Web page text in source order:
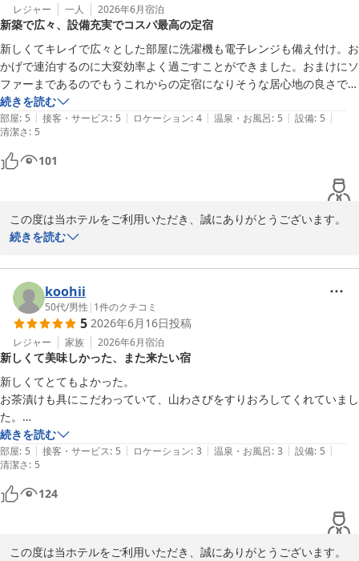
お客様には一般駐車場へのご移動をお願いしたにもかかわらず、そ
の後、玄関付近に別のバイクが駐車されていたこと、また、ご指摘
をいただいた際に移動するとお伝えしながら対応が行き届かなかっ
たことにつきましては、私どものご案内と対応に配慮が欠けてお
り、ご期待を裏切る結果となってしまいましたことを大変申し訳な
く存じます。
今回いただいたご意見を真摯に受け止め、駐車場所の運用方法やス
タッフ間での情報共有を見直し、同様のことがないよう改善に努め
この度は、貴重なご意見をお寄せいただき誠にありがとうございま
した。
たびのホテル石狩　森口
白樺の湯 たびのホテル石狩
2026-06-27
レジャー 一人 2026年6月宿泊
新築で広々、設備充実でコスパ最高の定宿
新しくてキレイで広々とした部屋に洗濯機も電子レンジも備え付け。お
かげで連泊するのに大変効率よく過ごすことができました。おまけにソ
ファーまであるのでもうこれからの定宿になりそうな居心地の良さでし
た。温泉♨️もキレイでコスパ最高。言う事なしでございます。
続きを読む
部屋: 5 | 接客・サービス: 5 | ロケーション: 4 | 温泉・お風呂: 5 | 設備: 5 |
清潔さ: 5
101
この度は当ホテルをご利用いただき、誠にありがとうございます。
心より御礼申し上げます。
「これからの定宿になりそう」とのお言葉をいただき、スタッフ一
同大変嬉しく拝読いたしました。お部屋の広さや清潔さ、客室内の
洗濯機や電子レンジ、ソファーなどの設備が、連泊中も快適にお過
ごしいただく一助となりましたことを嬉しく存じます。
また、大浴場につきましてもご満足いただき、「コスパ最高」「言
うなお声は、私どもにとって何よりの励みとなります。
これからも、より快適にお過ごしいただけるホテルを目指し、サー
ビス・設備の充実に努めてまいります。
またお近くへお越しの際は、ぜひ当ホテルをご利用くださいませ。
続きを読む
koohii
50代/男性 | 1件のクチコミ
5 2026年6月16日投稿
レジャー 家族 2026年6月宿泊
新しくて美味しかった、また来たい宿
新しくてとてもよかった。
お茶漬けも具にこだわっていて、山わさびをすりおろしてくれていまし
た。
とてもおいしかった。
女性のお風呂は狭かったらしいが、、他がよかったので、また来させて
続きを読む
部屋: 5 | 接客・サービス: 5 | ロケーション: 3 | 温泉・お風呂: 3 | 設備: 5 |
清潔さ: 5
124
この度は当ホテルをご利用いただき、誠にありがとうございます。